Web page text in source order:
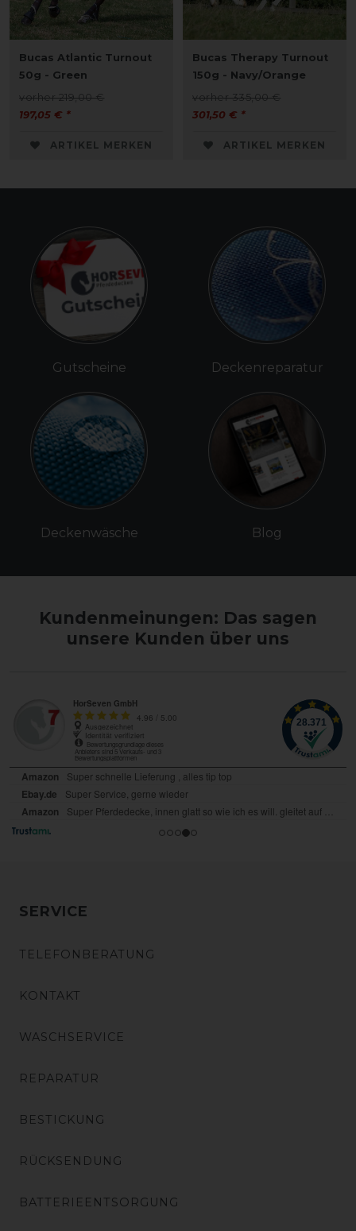
Bucas Atlantic Turnout
50g - Green
vorher 219,00 €
197,05 € *
ARTIKEL MERKEN
Bucas Therapy Turnout
150g - Navy/Orange
vorher 335,00 €
301,50 € *
ARTIKEL MERKEN
Gutscheine
Deckenwäsche
Deckenreparatur
Blog
Kundenmeinungen: Das sagen
unsere Kunden über uns
SERVICE
TELEFONBERATUNG
KONTAKT
WASCHSERVICE
REPARATUR
BESTICKUNG
RÜCKSENDUNG
BATTERIEENTSORGUNG